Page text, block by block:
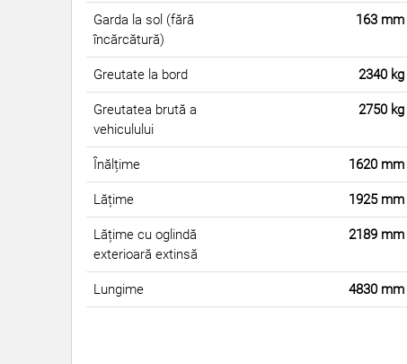
Garda la sol (fără
încărcătură)
163 mm
Greutate la bord 2340 kg
Greutatea brută a
vehiculului
2750 kg
Înălțime 1620 mm
Lățime 1925 mm
Lățime cu oglindă
exterioară extinsă
2189 mm
Lungime 4830 mm